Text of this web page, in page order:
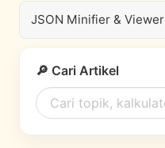
JSON Minifier & Viewer
🔎 Cari Artikel